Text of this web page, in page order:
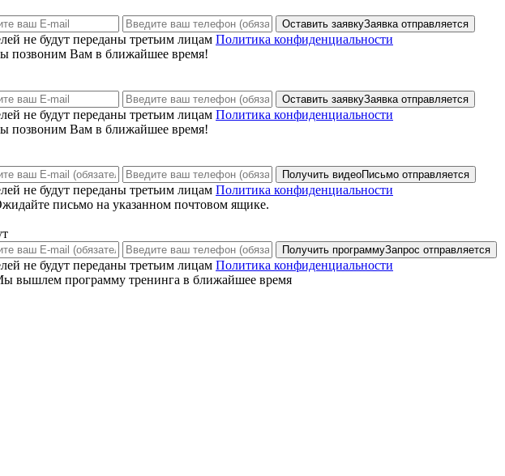
Оставить заявкуЗаявка отправляется
не будут переданы третьим лицам Политика конфиденциальности
позвоним Вам в ближайшее время!
Оставить заявкуЗаявка отправляется
не будут переданы третьим лицам Политика конфиденциальности
позвоним Вам в ближайшее время!
Получить видеоПисьмо отправляется
не будут переданы третьим лицам Политика конфиденциальности
письмо на указанном почтовом ящике.
Получить программуЗапрос отправляется
не будут переданы третьим лицам Политика конфиденциальности
вышлем программу тренинга в ближайшее время